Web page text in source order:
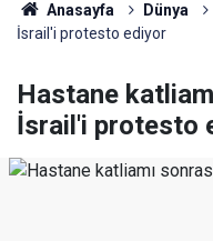
Anasayfa Dünya
İsrail'i protesto ediyor
Hastane
İsrail'i protesto